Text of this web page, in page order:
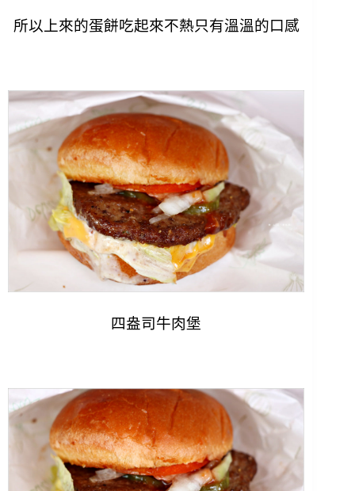
所以上來的蛋餅吃起來不熱只有溫溫的口感
四盎司牛肉堡